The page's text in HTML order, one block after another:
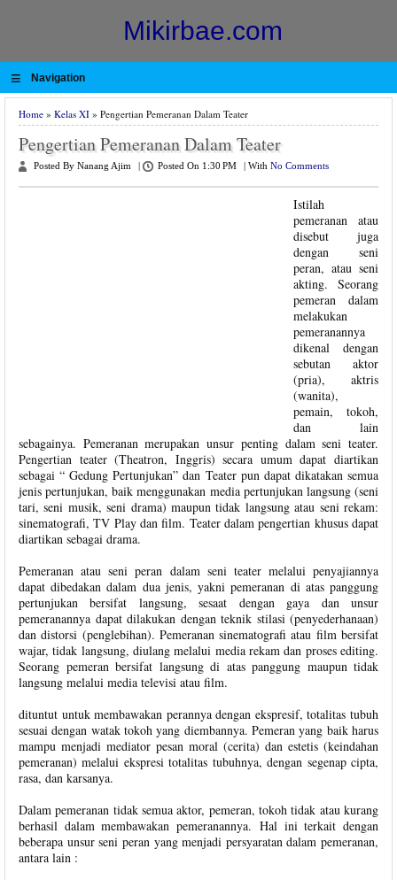
Mikirbae.com
≡ Navigation
Home » Kelas XI » Pengertian Pemeranan Dalam Teater
Pengertian Pemeranan Dalam Teater
Posted By Nanang Ajim Posted On 1:30 PM With No Comments
Istilah
pemeranan atau
disebut juga
dengan seni
peran, atau seni
akting. Seorang
pemeran dalam
melakukan
pemeranannya
dikenal dengan
sebutan aktor
(pria), aktris
(wanita),
pemain, tokoh,
dan lain
sebagainya. Pemeranan merupakan unsur penting dalam seni teater.
Pengertian teater (Theatron, Inggris) secara umum dapat diartikan
sebagai “ Gedung Pertunjukan” dan Teater pun dapat dikatakan semua
jenis pertunjukan, baik menggunakan media pertunjukan langsung (seni
tari, seni musik, seni drama) maupun tidak langsung atau seni rekam:
sinematografi, TV Play dan film. Teater dalam pengertian khusus dapat
diartikan sebagai drama.
Pemeranan atau seni peran dalam seni teater melalui penyajiannya
dapat dibedakan dalam dua jenis, yakni pemeranan di atas panggung
pertunjukan bersifat langsung, sesaat dengan gaya dan unsur
pemeranannya dapat dilakukan dengan teknik stilasi (penyederhanaan)
dan distorsi (penglebihan). Pemeranan sinematografi atau film bersifat
wajar, tidak langsung, diulang melalui media rekam dan proses editing.
Seorang pemeran bersifat langsung di atas panggung maupun tidak
langsung melalui media televisi atau film.
dituntut untuk membawakan perannya dengan ekspresif, totalitas tubuh
sesuai dengan watak tokoh yang diembannya. Pemeran yang baik harus
mampu menjadi mediator pesan moral (cerita) dan estetis (keindahan
pemeranan) melalui ekspresi totalitas tubuhnya, dengan segenap cipta,
rasa, dan karsanya.
Dalam pemeranan tidak semua aktor, pemeran, tokoh tidak atau kurang
berhasil dalam membawakan pemeranannya. Hal ini terkait dengan
beberapa unsur seni peran yang menjadi persyaratan dalam pemeranan,
antara lain :